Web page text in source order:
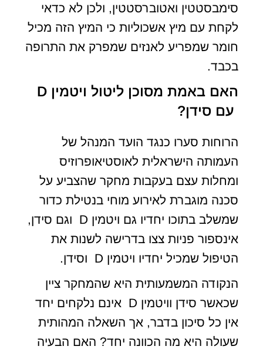
סימבסטטין ואטוברסטטין, ולכן לא כדאי
לקחת עם מיץ אשכוליות כי המיץ הזה מכיל
חומר שמפריע לאנזים שמפרק את התרופה
בכבד.
האם באמת מסוכן ליטול ויטמין D
עם סידן?
הרוחות סערו כנגד הועד המנהל של
העמותה הישראלית לאוסטיאופרוזיס
ומחלות עצם בעקבות מחקר שהצביע על
סכנה מוגברת לאירוע מוחי בנטילת כדור
שמשלב בתוכו יחדיו גם ויטמין D וגם סידן,
אינספור פניות צצו בדרישה לשנות את
הטיפול שמכיל יחדיו ויטמין D וסידן.
הנקודה המשמעותית היא שהמחקר ציין
שכאשר סידן וויטמין D אינם נלקחים יחד
אין כל סיכון בדבר, אך השאלה המהותית
שעולה היא מה הכוונה יחד? האם הבעיה